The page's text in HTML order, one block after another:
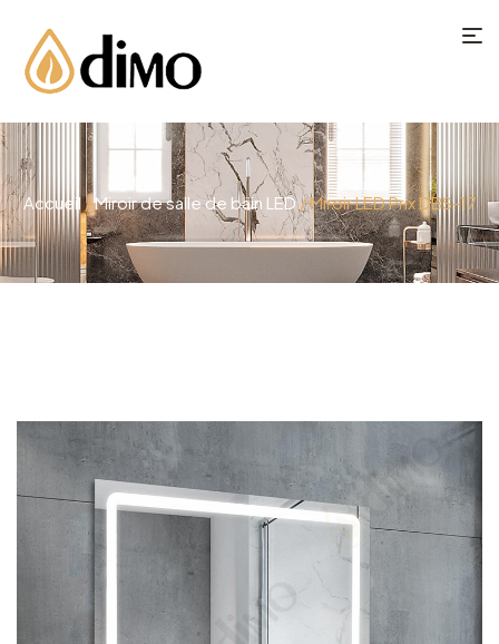
Accueil/Miroir de salle de bain LED/ Miroir LED Prix DBS-17